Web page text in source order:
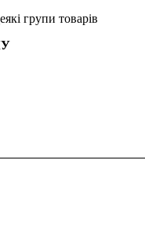
групи товарів